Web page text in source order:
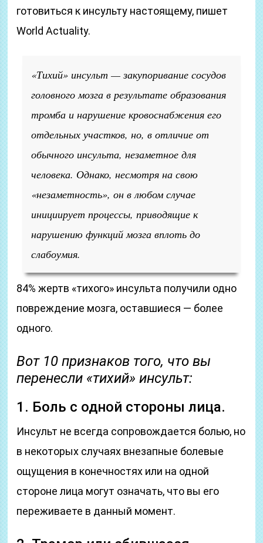
готовиться к инсульту настоящему, пишет
World Actuality.
«Тихий» инсульт — закупоривание сосудов
головного мозга в результате образования
тромба и нарушение кровоснабжения его
отдельных участков, но, в отличие от
обычного инсульта, незаметное для
человека. Однако, несмотря на свою
«незаметность», он в любом случае
инициирует процессы, приводящие к
нарушению функций мозга вплоть до
слабоумия.
84% жертв «тихого» инсульта получили одно
повреждение мозга, оставшиеся — более
одного.
Вот 10 признаков того, что вы
перенесли «тихий» инсульт:
1. Боль с одной стороны лица.
Инсульт не всегда сопровождается болью, но
в некоторых случаях внезапные болевые
ощущения в конечностях или на одной
стороне лица могут означать, что вы его
переживаете в данный момент.